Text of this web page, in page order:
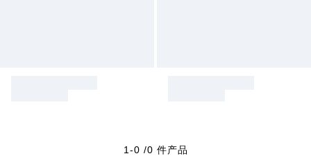
1-0 /0 件产品